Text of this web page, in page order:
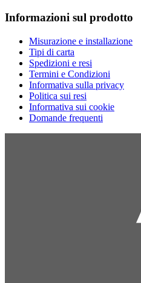
Informazioni sul prodotto
Misurazione e installazione
Tipi di carta
Spedizioni e resi
Termini e Condizioni
Informativa sulla privacy
Politica sui resi
Informativa sui cookie
Domande frequenti